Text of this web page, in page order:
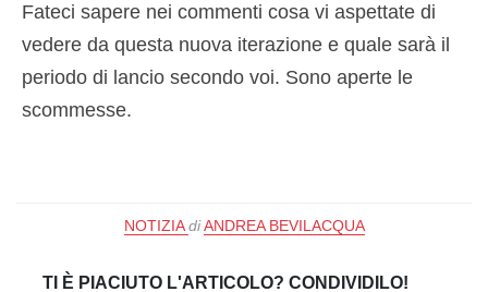
Fateci sapere nei commenti cosa vi aspettate di
vedere da questa nuova iterazione e quale sarà il
periodo di lancio secondo voi. Sono aperte le
scommesse.
NOTIZIA di ANDREA BEVILACQUA
TI È PIACIUTO L'ARTICOLO? CONDIVIDILO!